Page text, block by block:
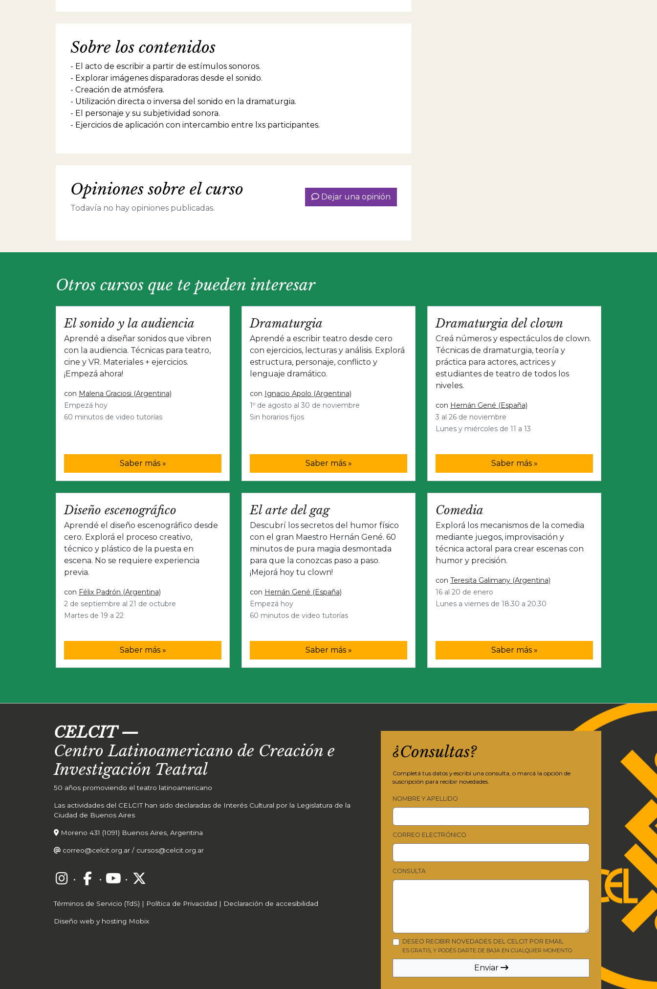
zapatos” co escrita con Brenda Fabregat. Como
directora de cine ha dirigido “Gené, en escena”, “El
en co-dirección). En 2024 ha sido reconocida con un
destacado especial por la obra "ALMOST A WIDOW"
en los PREMIOS TEATRO DEL MUNDO rubro Mejor
Obra Internacional (España-Argentina).Ha escrito y
dirigido más de diez obras teatrales en las cuales se ha
especializado en el formato de obras breves en
dedicados a la enseñanza de escritura
teatral/audiovisual y puesta en escena. Fue Tutora de
Guión durante tres años consecutivos en el el Festival
Internacional de Cine de Puerto Madryn.&nbsp;En 2025
Sobre los contenidos
- El acto de escribir a partir de estímulos sonoros.
- Explorar imágenes disparadoras desde el sonido.
- Creación de atmósfera.
- Utilización directa o inversa del sonido en la dramaturgia.
- El personaje y su subjetividad sonora.
- Ejercicios de aplicación con intercambio entre lxs participantes.
Opiniones sobre el curso
Todavía no hay opiniones publicadas.
Dejar una opinión
Otros cursos que te pueden interesar
El sonido y la audiencia
Aprendé a diseñar sonidos que vibren
con la audiencia. Técnicas para teatro,
cine y VR. Materiales + ejercicios.
¡Empezá ahora!
con Malena Graciosi (Argentina)
Empezá hoy
60 minutos de video tutorías
Saber más »
Dramaturgia
Aprendé a escribir teatro desde cero
con ejercicios, lecturas y análisis. Explorá
estructura, personaje, conflicto y
lenguaje dramático.
con Ignacio Apolo (Argentina)
1º de agosto al 30 de noviembre
Sin horarios fijos
Saber más »
Dramaturgia del clown
Creá números y espectáculos de clown.
Técnicas de dramaturgia, teoría y
práctica para actores, actrices y
estudiantes de teatro de todos los
niveles.
con Hernán Gené (España)
3 al 26 de noviembre
Lunes y miércoles de 11 a 13
Saber más »
Diseño escenográfico
Aprendé el diseño escenográfico desde
cero. Explorá el proceso creativo,
técnico y plástico de la puesta en
escena. No se requiere experiencia
previa.
con Félix Padrón (Argentina)
2 de septiembre al 21 de octubre
Martes de 19 a 22
Saber más »
El arte del gag
Descubrí los secretos del humor físico
con el gran Maestro Hernán Gené. 60
minutos de pura magia desmontada
para que la conozcas paso a paso.
¡Mejorá hoy tu clown!
con Hernán Gené (España)
Empezá hoy
60 minutos de video tutorías
Saber más »
Comedia
Explorá los mecanismos de la comedia
mediante juegos, improvisación y
técnica actoral para crear escenas con
humor y precisión.
con Teresita Galimany (Argentina)
16 al 20 de enero
Lunes a viernes de 18.30 a 20.30
Saber más »
CELCIT—
Centro Latinoamericano de Creación e
Investigación Teatral
50 años promoviendo el teatro latinoamericano
Las actividades del CELCIT han sido declaradas de Interés Cultural por la Legislatura de la
Ciudad de Buenos Aires
Moreno 431 (1091) Buenos Aires, Argentina
correo@celcit.org.ar / cursos@celcit.org.ar
· · ·
Términos de Servicio (TdS) | Política de Privacidad | Declaración de accesibilidad
Diseño web y hosting Mobix
¿Consultas?
Completá tus datos y escribí una consulta, o marcá la opción de
suscripción para recibir novedades.
NOMBRE Y APELLIDO
CORREO ELECTRÓNICO
CONSULTA
DESEO RECIBIR NOVEDADES DEL CELCIT POR EMAIL
ES GRATIS, Y PODÉS DARTE DE BAJA EN CUALQUIER MOMENTO
Enviar